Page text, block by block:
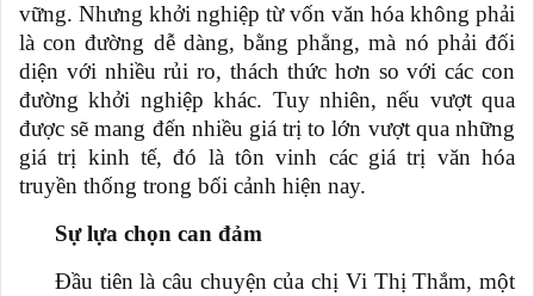
vững. Nhưng khởi nghiệp từ vốn văn hóa không phải
là con đường dễ dàng, bằng phẳng, mà nó phải đối
diện với nhiều rủi ro, thách thức hơn so với các con
đường khởi nghiệp khác. Tuy nhiên, nếu vượt qua
được sẽ mang đến nhiều giá trị to lớn vượt qua những
giá trị kinh tế, đó là tôn vinh các giá trị văn hóa
truyền thống trong bối cảnh hiện nay.
Sự lựa chọn can đảm
Đầu tiên là câu chuyện của chị Vi Thị Thắm, một